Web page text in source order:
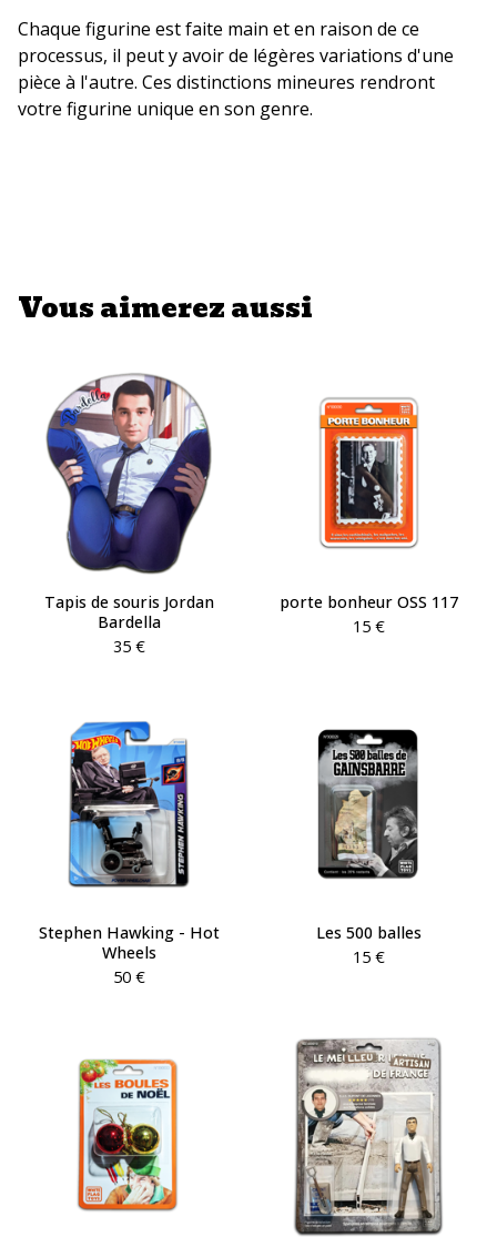
Chaque figurine est faite main et en raison de ce
processus, il peut y avoir de légères variations d'une
pièce à l'autre. Ces distinctions mineures rendront
votre figurine unique en son genre.
Vous aimerez aussi
Tapis de souris Jordan
Bardella
35 €
porte bonheur OSS 117
15 €
Stephen Hawking - Hot
Wheels
50 €
Les 500 balles
15 €